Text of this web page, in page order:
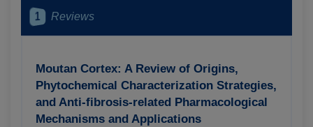
1 Reviews
Moutan Cortex: A Review of Origins,
Phytochemical Characterization Strategies,
and Anti-fibrosis-related Pharmacological
Mechanisms and Applications